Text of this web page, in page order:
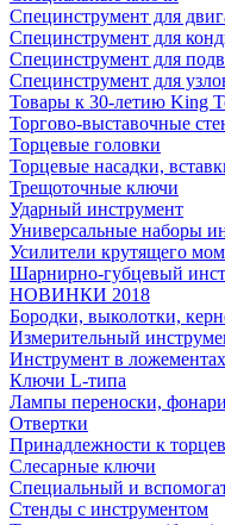
Специнструмент для
Специнструмент для
Специнструмент для
Специнструмент для
Товары к 30-летию King
Торгово-выставочные
Торцевые головки
Торцевые насадки,
Трещоточные ключи
Ударный инструмент
Универсальные наборы
Усилители крутящего
Шарнирно-губцевый
НОВИНКИ 2018
Бородки, выколотки,
Измерительный
Инструмент в ложементах
Ключи L-типа
Лампы переноски, фонари
Отвертки
Принадлежности к
Слесарные ключи
Специальный и
Стенды с инструментом